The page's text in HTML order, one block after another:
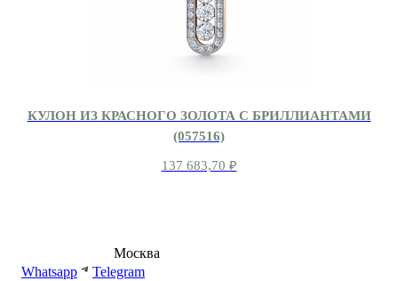
КУЛОН ИЗ КРАСНОГО ЗОЛОТА С БРИЛЛИАНТАМИ
(057516)
137 683,70 ₽
Москва
Whatsapp
Telegram